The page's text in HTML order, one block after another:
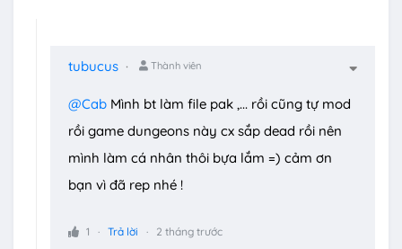
tubucus Thành viên
@Cab Mình bt làm file pak ,... rồi cũng tự mod
rồi game dungeons này cx sắp dead rồi nên
mình làm cá nhân thôi bựa lắm =) cảm ơn
bạn vì đã rep nhé !
1 Trả lời 2 tháng trước